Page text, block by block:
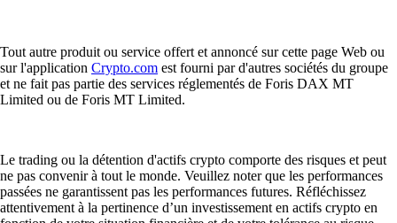
Tout autre produit ou service offert et annoncé sur cette page Web ou
sur l'application Crypto.com est fourni par d'autres sociétés du groupe
et ne fait pas partie des services réglementés de Foris DAX MT
Limited ou de Foris MT Limited.
Le trading ou la détention d'actifs crypto comporte des risques et peut
ne pas convenir à tout le monde. Veuillez noter que les performances
passées ne garantissent pas les performances futures. Réfléchissez
attentivement à la pertinence d’un investissement en actifs crypto en